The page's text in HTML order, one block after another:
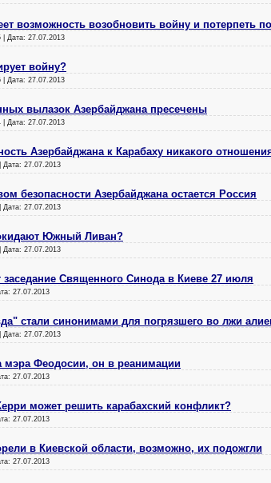
возможность возобновить войну и потерпеть
| Дата: 27.07.2013
войну?
| Дата: 27.07.2013
вылазок Азербайджана пресечены
| Дата: 27.07.2013
Азербайджана к Карабаху никакого
Дата: 27.07.2013
безопасности Азербайджана остается Россия
Дата: 27.07.2013
Южный Ливан?
Дата: 27.07.2013
заседание Священного Синода в Киеве 27 июля
27.07.2013
стали синонимами для погрязшего во лжи
Дата: 27.07.2013
мэра Феодосии, он в реанимации
27.07.2013
может решить карабахский конфликт?
27.07.2013
в Киевской области, возможно, их подожгли
27.07.2013